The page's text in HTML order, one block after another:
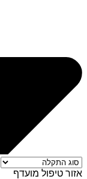
אזור טיפול מועדף